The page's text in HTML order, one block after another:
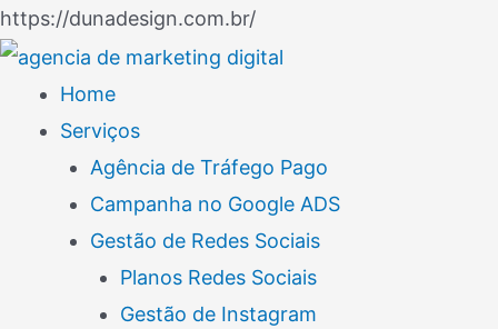
https://dunadesign.com.br/Ir
para
Home
Serviços
Agência de Tráfego Pago
Campanha no Google ADS
Gestão de Redes Sociais
Planos Redes Sociais
Gestão de Instagram
Navegação
de
Post